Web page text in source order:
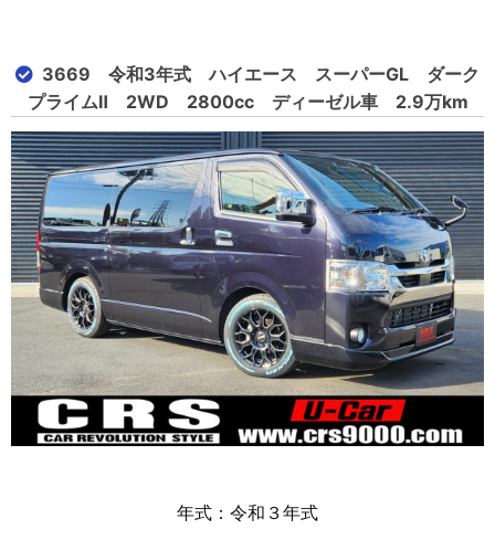
3669 令和3年式 ハイエース スーパーGL ダーク
プライムⅡ 2WD 2800cc ディーゼル車 2.9万km
年式：令和３年式